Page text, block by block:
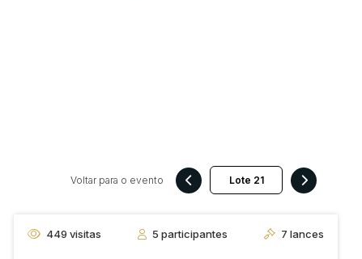
Voltar para o evento
449 visitas 5 participantes 7 lances